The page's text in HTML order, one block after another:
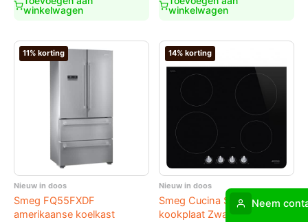
winkelwagen
winkelwagen
11% korting
Nieuw in doos
Smeg FQ55FXDF
amerikaanse koelkast
14% korting
Nieuw in doos
Smeg Cucina SI264DM
kookplaat Zwart Ingebouwd
Neem